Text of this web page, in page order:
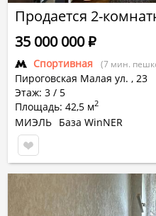
Продается 2-
Спортивная (7 мин.
Пироговская Малая ул. , 23
Этаж: 3 / 5
Площадь: 42,5 м2
35 000 000Р
МИЭЛЬ База WinNER